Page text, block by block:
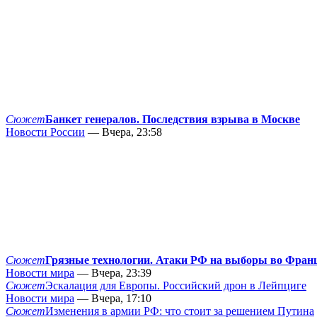
СюжетБанкет генералов. Последствия взрыва в Москве
Новости России — Вчера, 23:58
СюжетГрязные технологии. Атаки РФ на выборы во
Новости мира — Вчера, 23:39
СюжетЭскалация для Европы. Российский дрон в Лейпциге
Новости мира — Вчера, 17:10
СюжетИзменения в армии РФ: что стоит за решением Путина